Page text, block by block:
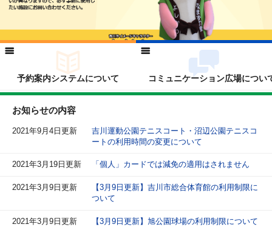
予約案内システムについて コミュニケーション広場につい
お知らせの内容
2021年9月4日更新
吉川運動公園テニスコート・沼辺公園テニスコ
ートの利用時間の変更について
2021年3月19日更新 「個人」カードでは減免の適用はされません
2021年3月9日更新
【3月9日更新】吉川市総合体育館の利用制限に
ついて
2021年3月9日更新 【3月9日更新】旭公園球場の利用制限について